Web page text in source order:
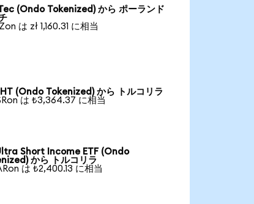
(Ondo Tokenized) から ポーランド
は zł 1,160.31 に相当
(Ondo Tokenized) から トルコリラ
は ₺3,364.37 に相当
Short Income ETF (Ondo
から トルコリラ
は ₺2,400.13 に相当